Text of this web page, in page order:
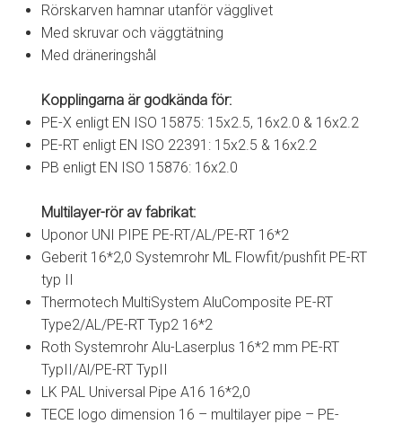
Rörskarven hamnar utanför vägglivet
Med skruvar och väggtätning
Med dräneringshål
Kopplingarna är godkända för:
PE-X enligt EN ISO 15875: 15x2.5, 16x2.0 & 16x2.2
PE-RT enligt EN ISO 22391: 15x2.5 & 16x2.2
PB enligt EN ISO 15876: 16x2.0
Multilayer-rör av fabrikat:
Uponor UNI PIPE PE-RT/AL/PE-RT 16*2
Geberit 16*2,0 Systemrohr ML Flowfit/pushfit PE-RT
typ II
Thermotech MultiSystem AluComposite PE-RT
Type2/AL/PE-RT Typ2 16*2
Roth Systemrohr Alu-Laserplus 16*2 mm PE-RT
TypII/Al/PE-RT TypII
LK PAL Universal Pipe A16 16*2,0
TECE logo dimension 16 – multilayer pipe – PE-